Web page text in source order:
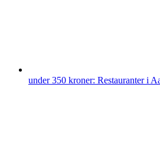
under 350 kroner: Restauranter i